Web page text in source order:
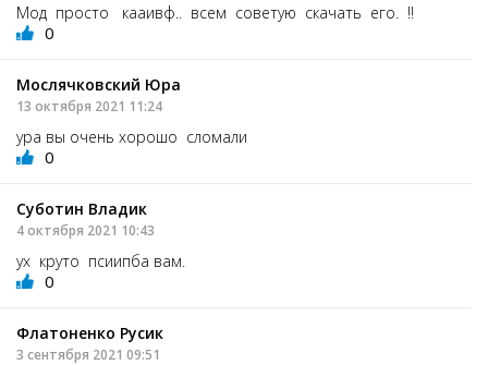
Мод просто кааивф.. всем советую скачать его. !!
0
Мослячковский Юра
13 октября 2021 11:24
ура вы очень хорошо сломали
0
Суботин Владик
4 октября 2021 10:43
ух круто псиипба вам.
0
Флатоненко Русик
3 сентября 2021 09:51